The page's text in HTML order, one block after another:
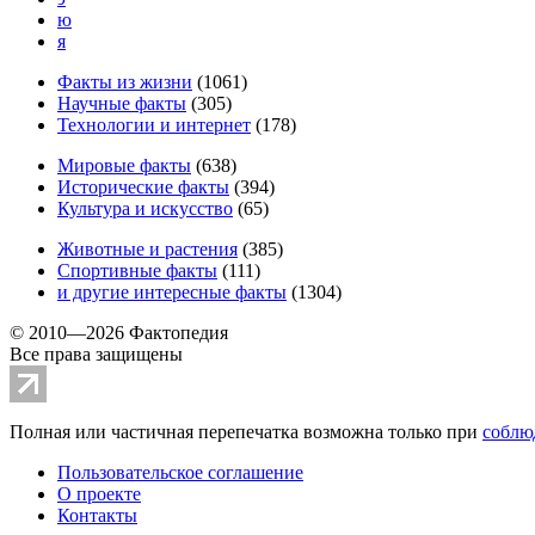
ю
я
Факты из жизни (1061)
Научные факты (305)
Технологии и интернет (178)
Мировые факты (638)
Исторические факты (394)
Культура и искусство (65)
Животные и растения (385)
Спортивные факты (111)
и другие интересные факты (1304)
© 2010—2026 Фактопедия
Все права защищены
Полная или частичная перепечатка возможна только при
Пользовательское соглашение
О проекте
Контакты